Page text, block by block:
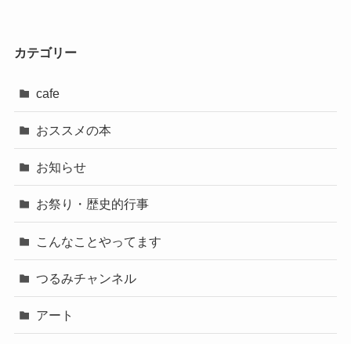
カテゴリー
cafe
おススメの本
お知らせ
お祭り・歴史的行事
こんなことやってます
つるみチャンネル
アート